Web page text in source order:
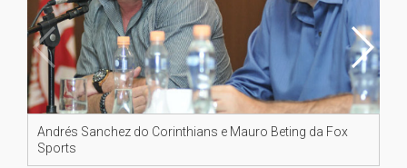
Andrés Sanchez do Corinthians e Mauro Beting da Fox
Sports